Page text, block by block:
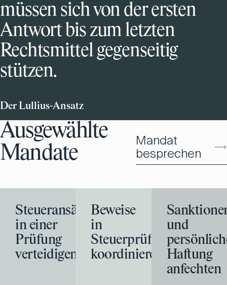
müssen sich von der ersten
Antwort bis zum letzten
Rechtsmittel gegenseitig
stützen.
Der Lullius-Ansatz
Ausgewählte
Mandate
Mandat
besprechen
Steueransässigkeit
in einer
Prüfung
verteidigen
Beweise
in
Steuerprüfungen
koordinieren
und
Haftung
anfechten